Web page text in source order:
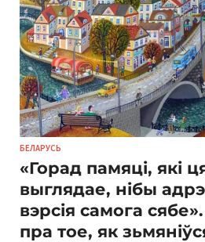
БЕЛАРУСЬ
«Горад памяці, які
выглядае, нібы
вэрсія самога
пра тое, як